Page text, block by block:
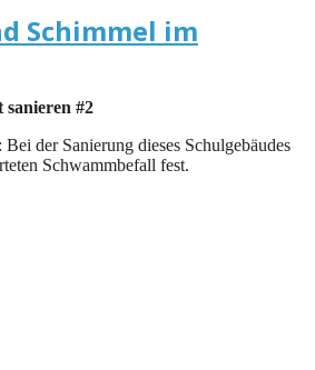
Schimmel im
sanieren #2
der Sanierung dieses Schulgebäudes
Schwammbefall fest.